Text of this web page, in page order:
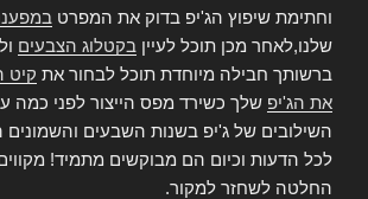
וחתימת שיפוץ הג'יפ בדוק את המפרט
שלנו,לאחר מכן תוכל לעיין בקטלוג הצבעים
ברשותך חבילה מיוחדת תוכל לבחור את קיט
את הג'יפ שלך כשירד מפס הייצור לפני כמה
השילובים של ג'יפ בשנות השבעים והשמונים
לכל הדעות וכיום הם מבוקשים מתמיד!
החלטה לשחזר למקור.